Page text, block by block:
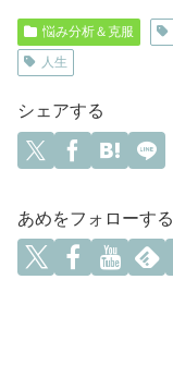
悩み分析＆克服
人生
シェアする
あめをフォローする